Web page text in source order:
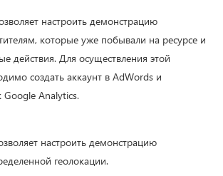
настроить демонстрацию
которые уже побывали на ресурсе и
действия. Для осуществления этой
создать аккаунт в AdWords и
Google Analytics.
настроить демонстрацию
геолокации.